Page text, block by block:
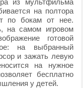
из мультфильма
на полтора
по бокам от нее.
на самом игровом
готовой
на выбранный
и зажать левую
на нужное
бесплатно
у детей.